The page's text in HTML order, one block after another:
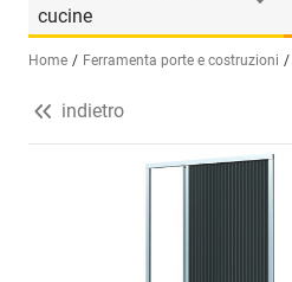
cucine
Seleziona una lingua (IT)
Home Ferramenta porte e costruzioni
indietro